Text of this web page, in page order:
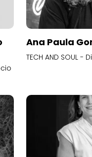
Ana Paula
TECH AND SOUL